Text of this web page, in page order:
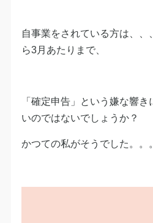
自事業をされている方は、
ら3月あたりまで、
「確定申告」という嫌な響
いのではないでしょうか？
かつての私がそうでした。。。